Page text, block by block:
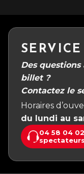
Des questions
billet ?
Contactez le
Horaires
du lundi au
04 58 04